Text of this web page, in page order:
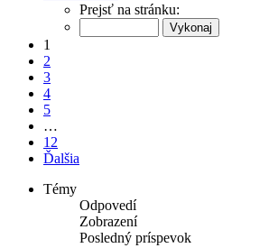
Prejsť na stránku:
1
2
3
4
5
…
12
Ďalšia
Témy
Odpovedí
Zobrazení
Posledný príspevok